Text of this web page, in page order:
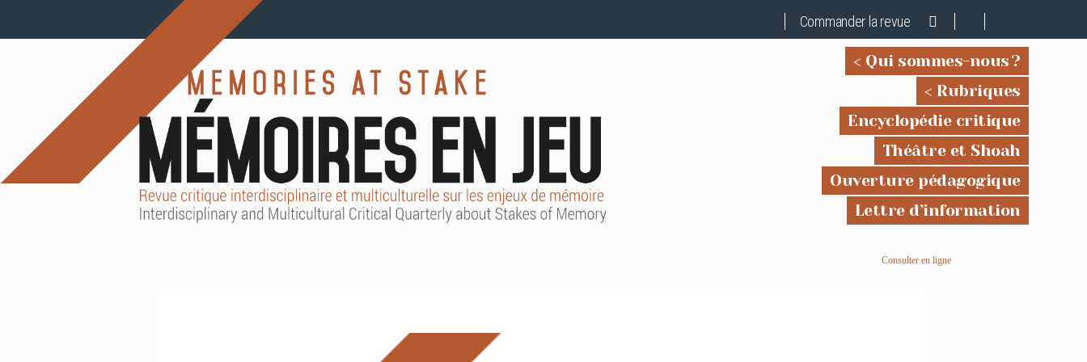
Commander la revue
Qui sommes-nous ?
Rubriques
Encyclopédie critique
Théâtre et Shoah
Ouverture pédagogique
Lettre d’information
Consulter en ligne